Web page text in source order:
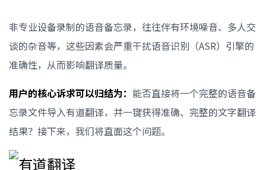
非专业设备录制的语音备忘录，往往伴有环境噪音、多人交
谈的杂音等，这些因素会严重干扰语音识别（ASR）引擎的
准确性，从而影响翻译质量。
用户的核心诉求可以归结为： 能否直接将一个完整的语音备
忘录文件导入有道翻译，并一键获得准确、完整的文字翻译
结果？接下来，我们将直面这个问题。